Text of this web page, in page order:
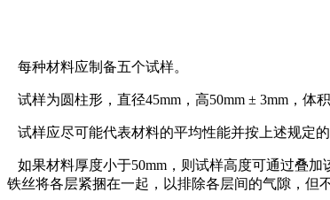
每种材料应制备五个试样。
试样为圆柱形，直径45mm，高50mm ± 3mm，体积
试样应尽可能代表材料的平均性能并按上述规定的
如果材料厚度小于50mm，则试样高度可通过叠
铁丝将各层紧捆在一起，以排除各层间的气隙，但